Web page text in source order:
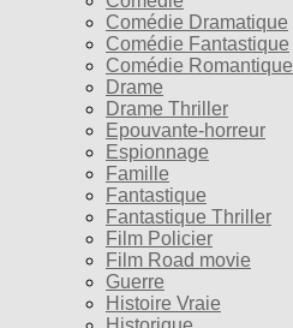
Comédie Dramatique
Comédie Fantastique
Comédie Romantique
Drame
Drame Thriller
Epouvante-horreur
Espionnage
Famille
Fantastique
Fantastique Thriller
Film Policier
Film Road movie
Guerre
Histoire Vraie